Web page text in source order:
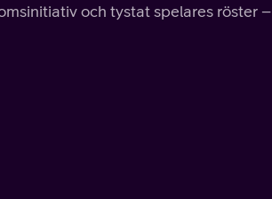
och tystat spelares röster